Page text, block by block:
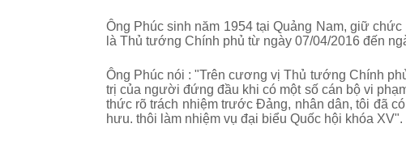
Ông Phúc sinh năm 1954 tại Quảng Nam, giữ
là Thủ tướng Chính phủ từ ngày 07/04/2016 đến
Ông Phúc nói : "Trên cương vị Thủ tướng Chính
trị của người đứng đầu khi có một số cán bộ vi
thức rõ trách nhiệm trước Đảng, nhân dân, tôi đã
hưu. thôi làm nhiệm vụ đại biểu Quốc hội khóa XV".